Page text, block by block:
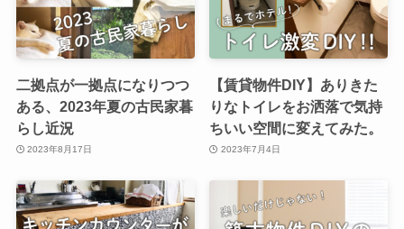
二拠点が一拠点になりつつ
ある、2023年夏の古民家暮
らし近況
2023年8月17日
【賃貸物件DIY】ありきた
りなトイレをお洒落で気持
ちいい空間に変えてみた。
2023年7月4日